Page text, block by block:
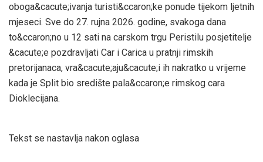
oboga&cacute;ivanja turisti&ccaron;ke ponude tijekom ljetnih
mjeseci. Sve do 27. rujna 2026. godine, svakoga dana
to&ccaron;no u 12 sati na carskom trgu Peristilu posjetitelje
&cacute;e pozdravljati Car i Carica u pratnji rimskih
pretorijanaca, vra&cacute;aju&cacute;i ih nakratko u vrijeme
kada je Split bio središte pala&ccaron;e rimskog cara
Dioklecijana.
Tekst se nastavlja nakon oglasa